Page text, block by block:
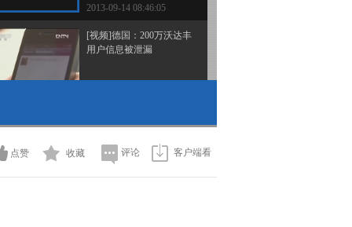
2013-09-14 08:46:05
[视频]德国：200万沃达丰
用户信息被泄漏
2013-09-14 08:42:07
点赞 收藏 评论 客户端看